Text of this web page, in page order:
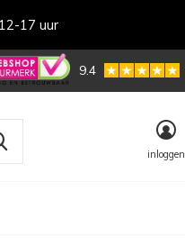
inloggen
9.4
17 uur